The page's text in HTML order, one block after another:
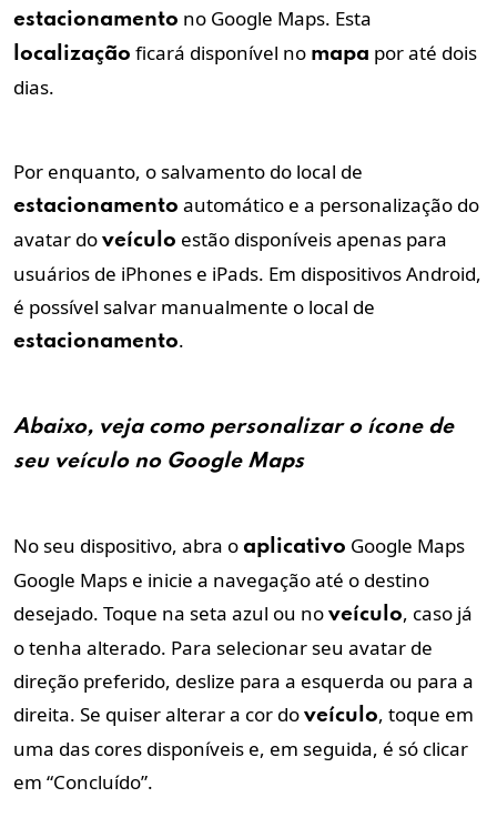
estacionamento no Google Maps. Esta
localização ficará disponível no mapa por até dois
dias.
Por enquanto, o salvamento do local de
estacionamento automático e a personalização do
avatar do veículo estão disponíveis apenas para
usuários de iPhones e iPads. Em dispositivos Android,
é possível salvar manualmente o local de
estacionamento.
Abaixo, veja como personalizar o íconede
seu veículono Google Maps
No seu dispositivo, abra o aplicativo Google Maps
Google Maps e inicie a navegação até o destino
desejado. Toque na seta azul ou no veículo, caso já
o tenha alterado. Para selecionar seu avatar de
direção preferido, deslize para a esquerda ou para a
direita. Se quiser alterar a cor do veículo, toque em
uma das cores disponíveis e, em seguida, é só clicar
em “Concluído”.